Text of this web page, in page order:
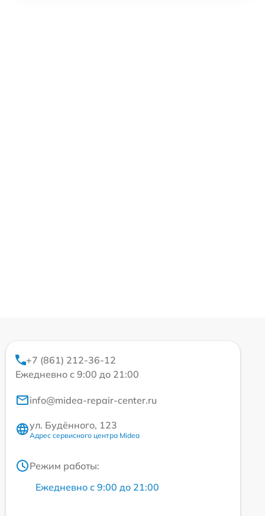
+7 (861) 212-36-12
Ежедневно с 9:00 до 21:00
info@midea-repair-center.ru
ул. Будённого, 123
Адрес сервисного центра Midea
Режим работы:
Ежедневно с 9:00 до 21:00